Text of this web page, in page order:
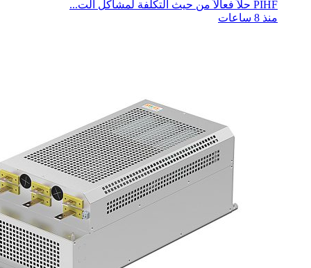
PIHF حلاً فعالاً من حيث التكلفة لمشاكل الت...
منذ 8 ساعات